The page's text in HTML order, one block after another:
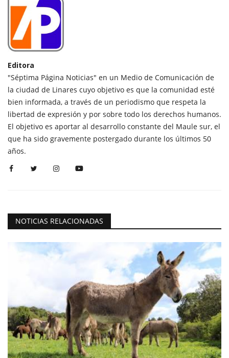
Editora
"Séptima Página Noticias" en un Medio de Comunicación de
la ciudad de Linares cuyo objetivo es que la comunidad esté
bien informada, a través de un periodismo que respeta la
libertad de expresión y por sobre todo los derechos humanos.
El objetivo es aportar al desarrollo constante del Maule sur, el
que ha sido gravemente postergado durante los últimos 50
años.
NOTICIAS RELACIONADAS